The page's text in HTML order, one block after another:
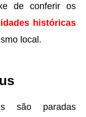
de conferir os
históricas
local.
são paradas